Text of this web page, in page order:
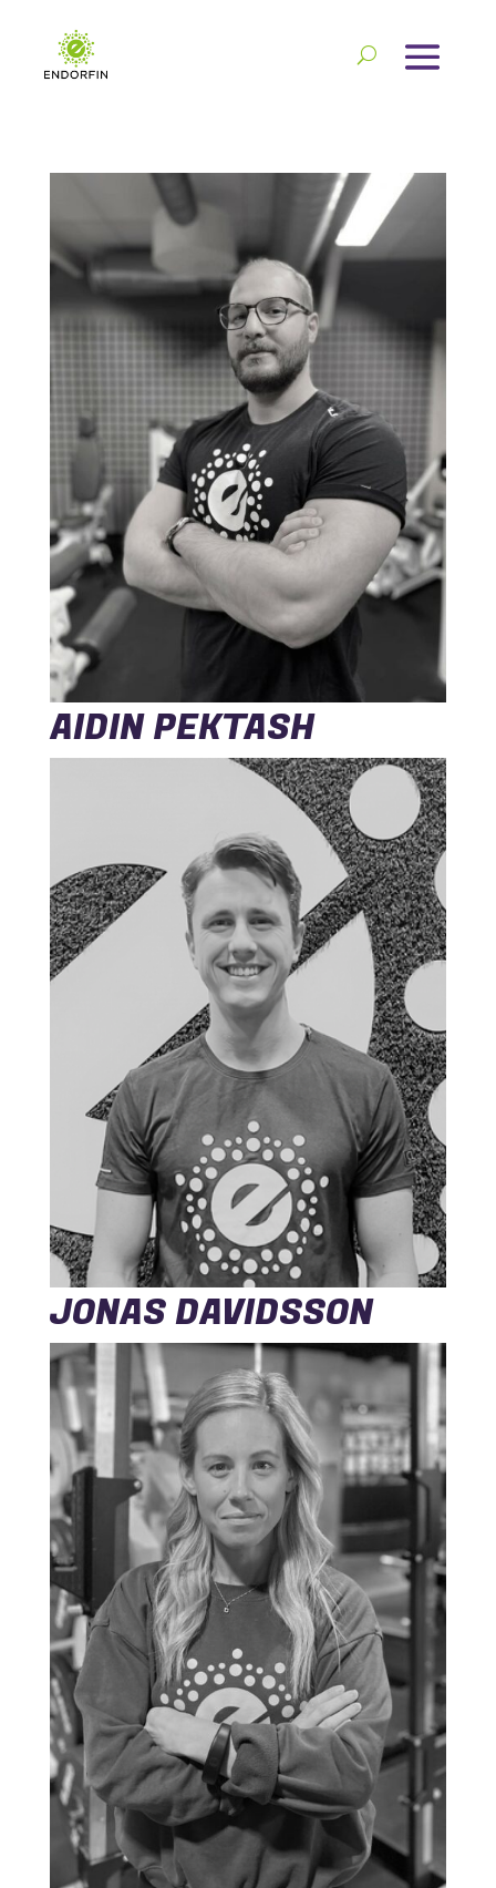
AIDIN PEKTASH
JONAS DAVIDSSON